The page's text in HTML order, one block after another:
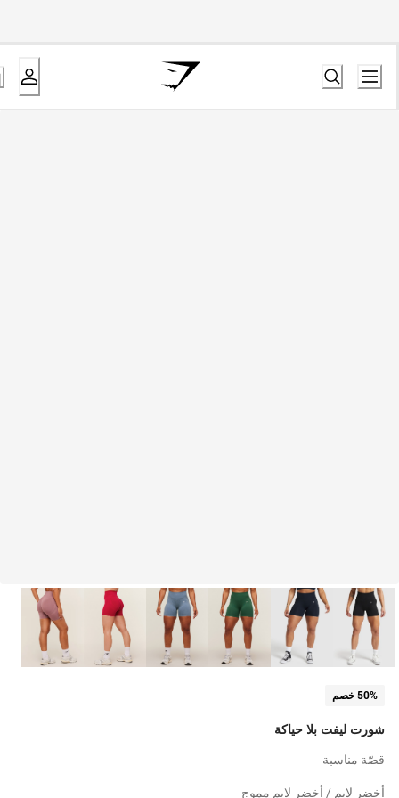
50% خصم
شورت ليفت بلا حياكة
قصّة مناسبة
أخضر لايم / أخضر لايم مموج